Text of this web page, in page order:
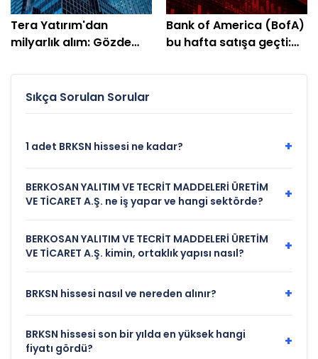
Tera Yatırım'dan
milyarlık alım: Gözde
Bank of America (BofA)
bu hafta satışa geçti:
Sıkça Sorulan Sorular
1 adet BRKSN hissesi ne kadar? +
BERKOSAN YALITIM VE TECRİT MADDELERİ ÜRETİM
VE TİCARET A.Ş. ne iş yapar ve hangi sektörde?
+
BERKOSAN YALITIM VE TECRİT MADDELERİ ÜRETİM
VE TİCARET A.Ş. kimin, ortaklık yapısı nasıl?
+
BRKSN hissesi nasıl ve nereden alınır? +
BRKSN hissesi son bir yılda en yüksek hangi
fiyatı gördü?
+